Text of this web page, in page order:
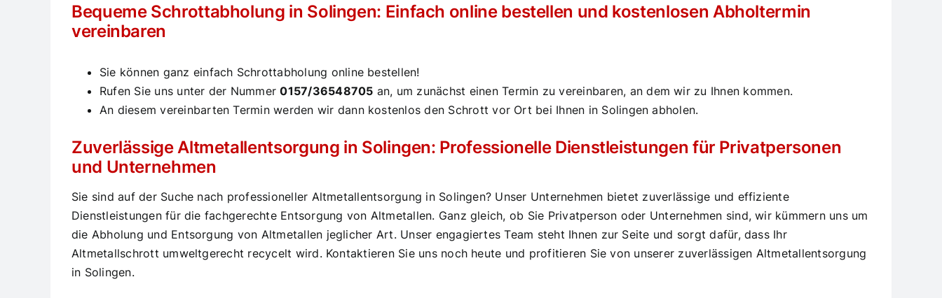
Bequeme Schrottabholung in Solingen: Einfach online bestellen und kostenlosen Abholtermin
vereinbaren
Sie können ganz einfach Schrottabholung online bestellen!
Rufen Sie uns unter der Nummer0157/36548705 an, um zunächst einen Termin zu vereinbaren, an dem wir zu Ihnen kommen.
An diesem vereinbarten Termin werden wir dann kostenlos den Schrott vor Ort bei Ihnen in Solingen abholen.
Zuverlässige Altmetallentsorgung in Solingen: Professionelle Dienstleistungen für Privatpersonen
und Unternehmen
Sie sind auf der Suche nach professioneller Altmetallentsorgung in Solingen? Unser Unternehmen bietet zuverlässige und effiziente
Dienstleistungen für die fachgerechte Entsorgung von Altmetallen. Ganz gleich, ob Sie Privatperson oder Unternehmen sind, wir kümmern uns um
die Abholung und Entsorgung von Altmetallen jeglicher Art. Unser engagiertes Team steht Ihnen zur Seite und sorgt dafür, dass Ihr
Altmetallschrott umweltgerecht recycelt wird. Kontaktieren Sie uns noch heute und profitieren Sie von unserer zuverlässigen Altmetallentsorgung
in Solingen.